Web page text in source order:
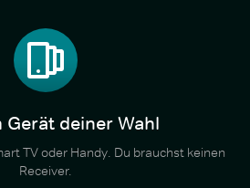
Gerät deiner Wahl
TV oder Handy. Du brauchst keinen
Receiver.